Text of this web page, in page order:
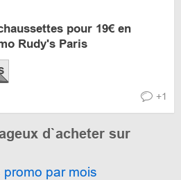
pour 19€ en
Rudy's Paris
+1
d`acheter sur
par mois